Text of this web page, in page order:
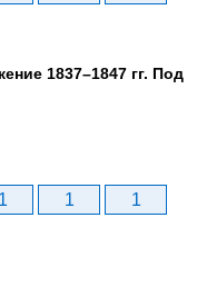
1837–1847 гг. Под
1 1
1